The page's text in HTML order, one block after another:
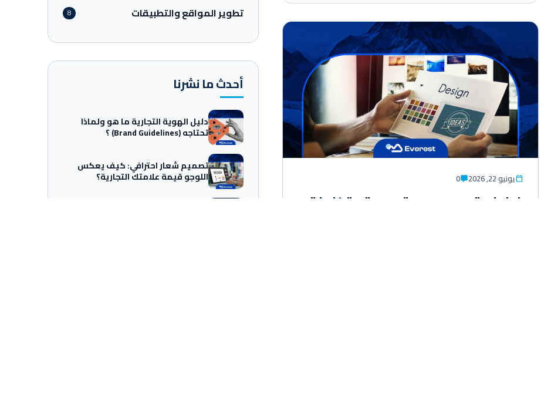
يونيو 22, 2026 0
خطوات تصميم هوية بصرية متكاملة:
تطوير المواقع والتطبيقات 8
أحدث ما نشرنا
دليل الهوية التجارية ما هو ولماذا
تحتاجه (Brand Guidelines) ؟
تصميم شعار احترافي: كيف يعكس
اللوجو قيمة علامتك التجارية؟